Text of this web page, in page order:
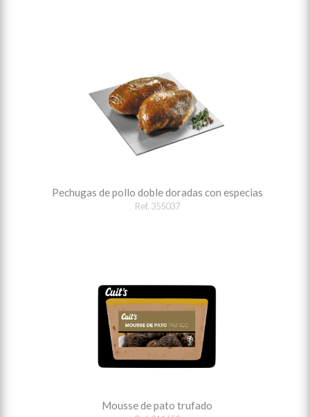
Pechugas de pollo doble doradas con especias
Ref. 355037
Mousse de pato trufado